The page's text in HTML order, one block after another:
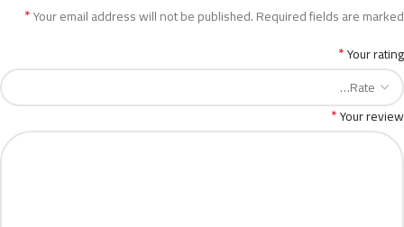
Your email address will not be published.Required fields are marked
*
Your rating
*
Your review
*